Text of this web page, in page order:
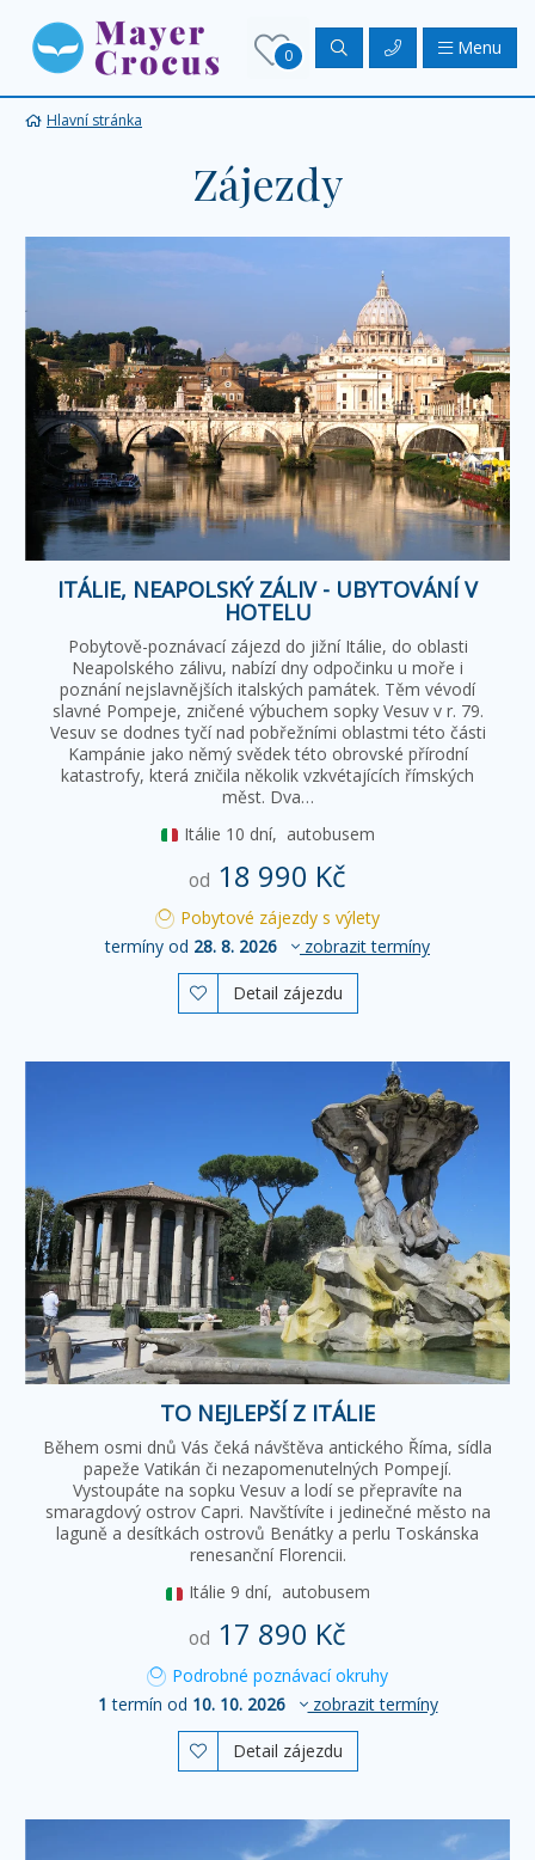
0 Menu
Hlavní stránka
Zájezdy
ITÁLIE, NEAPOLSKÝ ZÁLIV - UBYTOVÁNÍ V
HOTELU
Pobytově-poznávací zájezd do jižní Itálie, do oblasti
Neapolského zálivu, nabízí dny odpočinku u moře i
poznání nejslavnějších italských památek. Těm vévodí
slavné Pompeje, zničené výbuchem sopky Vesuv v r. 79.
Vesuv se dodnes tyčí nad pobřežními oblastmi této části
Kampánie jako němý svědek této obrovské přírodní
katastrofy, která zničila několik vzkvétajících římských
měst. Dva…
Itálie 10 dní, autobusem
od 18 990 Kč
Pobytové zájezdy s výlety
termíny od 28. 8. 2026 zobrazit termíny
 Detail zájezdu
TO NEJLEPŠÍ Z ITÁLIE
Během osmi dnů Vás čeká návštěva antického Říma, sídla
papeže Vatikán či nezapomenutelných Pompejí.
Vystoupáte na sopku Vesuv a lodí se přepravíte na
smaragdový ostrov Capri. Navštívíte i jedinečné město na
laguně a desítkách ostrovů Benátky a perlu Toskánska
renesanční Florencii.
Itálie 9 dní, autobusem
od 17 890 Kč
Podrobné poznávací okruhy
1 termín od 10. 10. 2026 zobrazit termíny
 Detail zájezdu